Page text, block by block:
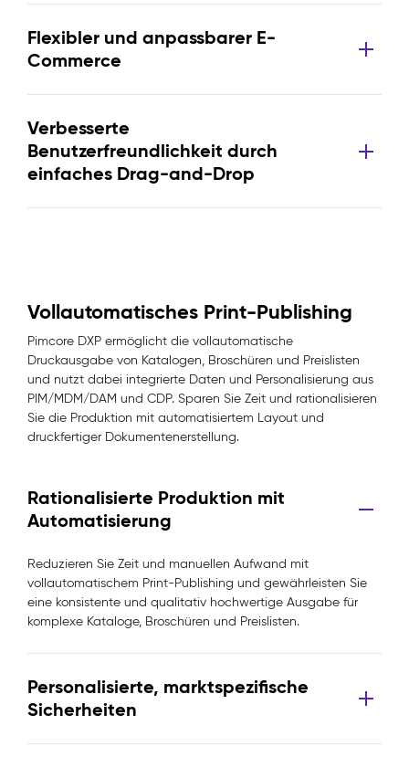
Flexibler und anpassbarer E-
Commerce
Verbesserte
Benutzerfreundlichkeit durch
einfaches Drag-and-Drop
Vollautomatisches Print-Publishing
Pimcore DXP ermöglicht die vollautomatische
Druckausgabe von Katalogen, Broschüren und Preislisten
und nutzt dabei integrierte Daten und Personalisierung aus
PIM/MDM/DAM und CDP. Sparen Sie Zeit und rationalisieren
Sie die Produktion mit automatisiertem Layout und
druckfertiger Dokumentenerstellung.
Rationalisierte Produktion mit
Automatisierung
Reduzieren Sie Zeit und manuellen Aufwand mit
vollautomatischem Print-Publishing und gewährleisten Sie
eine konsistente und qualitativ hochwertige Ausgabe für
komplexe Kataloge, Broschüren und Preislisten.
Personalisierte, marktspezifische
Sicherheiten